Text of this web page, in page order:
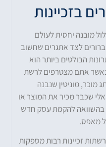
בזכיינות
מובנה יחסית לעולם
לצד אתגרים שחשוב
הבולטים ביותר הוא
אתם מצטרפים לרשת
מוניטין שנבנה
שכבר מכיר את המוצר או
להקמת עסק חדש
מאפס.
זכיינות רבות מספקות